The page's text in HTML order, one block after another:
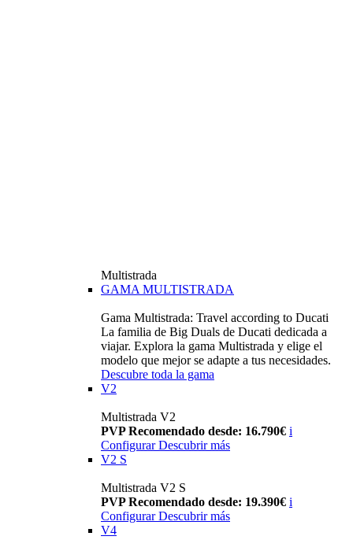
Multistrada
GAMA MULTISTRADA
Gama Multistrada: Travel according to Ducati
La familia de Big Duals de Ducati dedicada a
viajar. Explora la gama Multistrada y elige el
modelo que mejor se adapte a tus necesidades.
Descubre toda la gama
V2
Multistrada V2
PVP Recomendado desde: 16.790€ i
Configurar Descubrir más
V2 S
Multistrada V2 S
PVP Recomendado desde: 19.390€ i
Configurar Descubrir más
V4